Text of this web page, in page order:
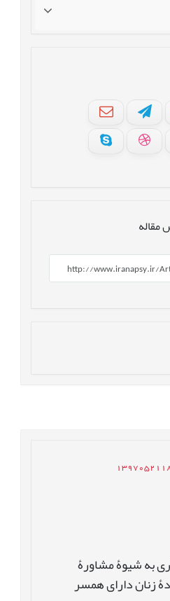
به شیوۀ مشاورۀ
زنان دارای همسر